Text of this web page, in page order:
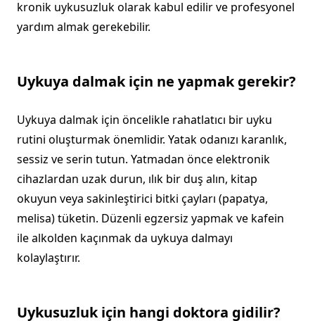
kronik uykusuzluk olarak kabul edilir ve profesyonel
yardım almak gerekebilir.
Uykuya dalmak için ne yapmak gerekir?
Uykuya dalmak için öncelikle rahatlatıcı bir uyku
rutini oluşturmak önemlidir. Yatak odanızı karanlık,
sessiz ve serin tutun. Yatmadan önce elektronik
cihazlardan uzak durun, ılık bir duş alın, kitap
okuyun veya sakinleştirici bitki çayları (papatya,
melisa) tüketin. Düzenli egzersiz yapmak ve kafein
ile alkolden kaçınmak da uykuya dalmayı
kolaylaştırır.
Uykusuzluk için hangi doktora gidilir?